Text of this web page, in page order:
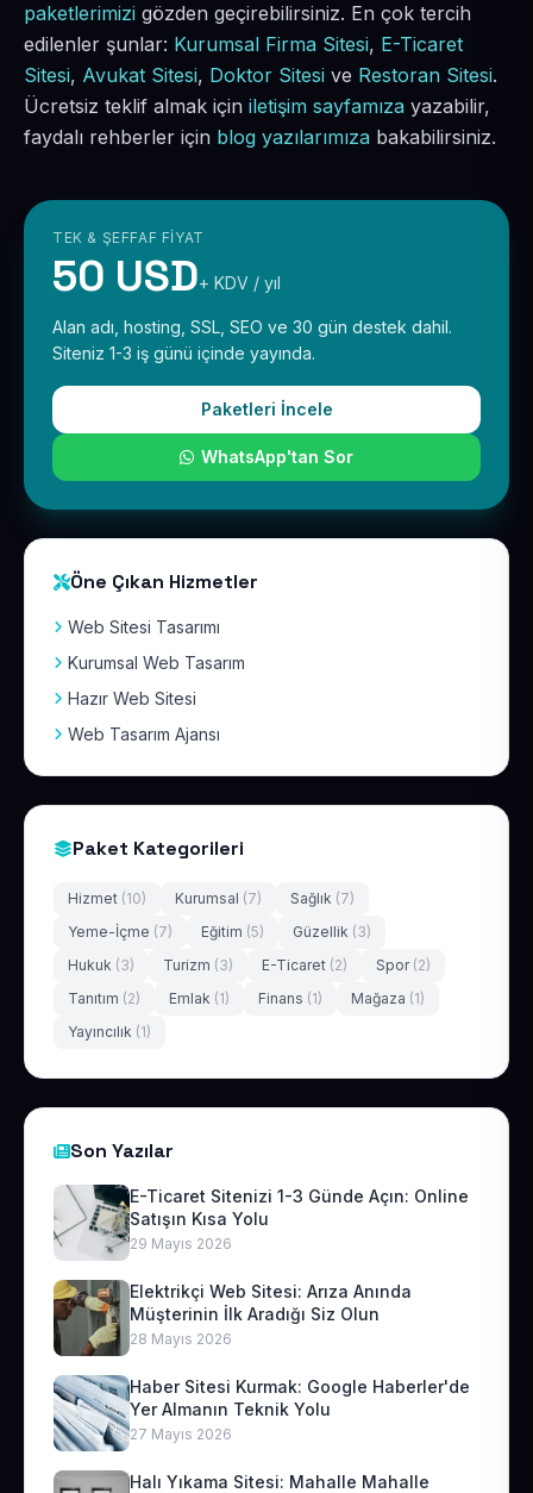
paketlerimizi gözden geçirebilirsiniz. En çok tercih
edilenler şunlar: Kurumsal Firma Sitesi, E-Ticaret
Sitesi, Avukat Sitesi, Doktor Sitesi ve Restoran Sitesi.
Ücretsiz teklif almak için iletişim sayfamıza yazabilir,
faydalı rehberler için blog yazılarımıza bakabilirsiniz.
TEK & ŞEFFAF FIYAT
50 USD+ KDV / yıl
Alan adı, hosting, SSL, SEO ve 30 gün destek dahil.
Siteniz 1-3 iş günü içinde yayında.
Paketleri İncele
WhatsApp'tan Sor
Öne Çıkan Hizmetler
Web Sitesi Tasarımı
Kurumsal Web Tasarım
Hazır Web Sitesi
Web Tasarım Ajansı
Paket Kategorileri
Hizmet (10) Kurumsal (7) Sağlık (7)
Yeme-İçme (7) Eğitim (5) Güzellik (3)
Hukuk (3) Turizm (3) E-Ticaret (2) Spor (2)
Tanıtım (2) Emlak (1) Finans (1) Mağaza (1)
Yayıncılık (1)
Son Yazılar
E-Ticaret Sitenizi 1-3 Günde Açın: Online
Satışın Kısa Yolu
29 Mayıs 2026
Elektrikçi Web Sitesi: Arıza Anında
Müşterinin İlk Aradığı Siz Olun
28 Mayıs 2026
Haber Sitesi Kurmak: Google Haberler'de
Yer Almanın Teknik Yolu
27 Mayıs 2026
Halı Yıkama Sitesi: Mahalle Mahalle